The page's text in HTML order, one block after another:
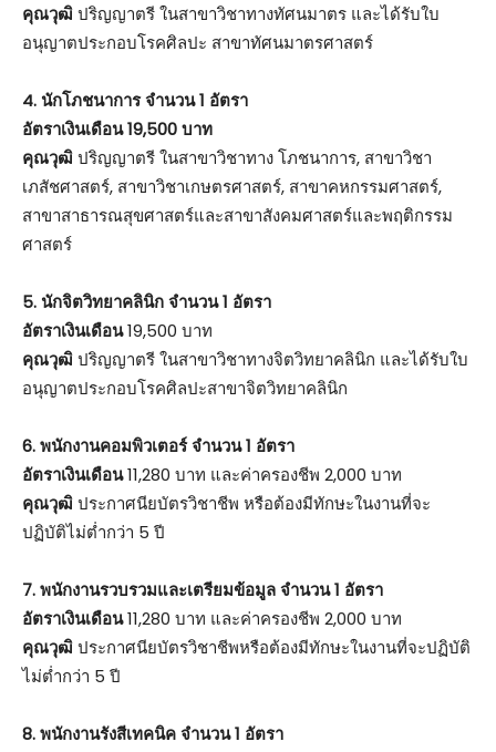
คุณวุฒิปริญญาตรี ในสาขาวิชาทางทัศนมาตร และได้รับใบ
อนุญาตประกอบโรคศิลปะ สาขาทัศนมาตรศาสตร์
4. นักโภชนาการ จำนวน 1 อัตรา
อัตราเงินเดือน 19,500 บาท
คุณวุฒิปริญญาตรี ในสาขาวิชาทาง โภชนาการ, สาขาวิชา
เภสัชศาสตร์, สาขาวิชาเกษตรศาสตร์, สาขาคหกรรมศาสตร์,
สาขาสาธารณสุขศาสตร์และสาขาสังคมศาสตร์และพฤติกรรม
ศาสตร์
5. นักจิตวิทยาคลินิก จำนวน 1 อัตรา
อัตราเงินเดือน19,500 บาท
คุณวุฒิปริญญาตรี ในสาขาวิชาทางจิตวิทยาคลินิก และได้รับใบ
อนุญาตประกอบโรคศิลปะสาขาจิตวิทยาคลินิก
6. พนักงานคอมพิวเตอร์ จำนวน 1 อัตรา
อัตราเงินเดือน11,280 บาท และค่าครองชีพ 2,000 บาท
คุณวุฒิประกาศนียบัตรวิชาชีพ หรือต้องมีทักษะในงานที่จะ
ปฏิบัติไม่ต่ำกว่า 5 ปี
7. พนักงานรวบรวมและเตรียมข้อมูล จำนวน 1 อัตรา
อัตราเงินเดือน11,280 บาท และค่าครองชีพ 2,000 บาท
คุณวุฒิประกาศนียบัตรวิชาชีพหรือต้องมีทักษะในงานที่จะปฏิบัติ
ไม่ต่ำกว่า 5 ปี
8. พนักงานรังสีเทคนิค จำนวน 1 อัตรา